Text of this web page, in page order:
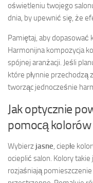
oświetleniu twojego
dnia, by upewnić się, że
Pamiętaj, aby dopasować
Harmonijna kompozycja
spójnej aranżacji. Jeśli
które płynnie przechodzą
tworząc jednocześnie
Jak optycznie
pomocą kolorów
Wybierz jasne , ciepłe
ocieplić salon. Kolory takie
rozjaśniają